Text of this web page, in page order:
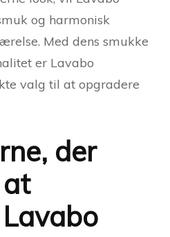
og harmonisk
Med dens smukke
er Lavabo
valg til at opgradere
der